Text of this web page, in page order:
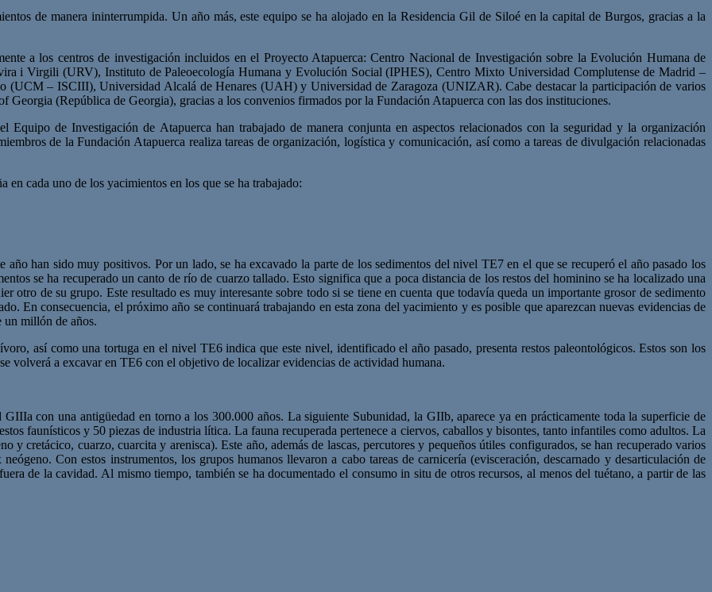
de manera ininterrumpida. Un año más, este equipo se ha alojado en la Residencia Gil de Siloé en la capital de Burgos, gracias a la
a los centros de investigación incluidos en el Proyecto Atapuerca: Centro Nacional de Investigación sobre la Evolución Humana de
i Virgili (URV), Instituto de Paleoecología Humana y Evolución Social (IPHES), Centro Mixto Universidad Complutense de Madrid –
(UCM – ISCIII), Universidad Alcalá de Henares (UAH) y Universidad de Zaragoza (UNIZAR). Cabe destacar la participación de varios
(República de Georgia), gracias a los convenios firmados por la Fundación Atapuerca con las dos instituciones.
Equipo de Investigación de Atapuerca han trabajado de manera conjunta en aspectos relacionados con la seguridad y la organización
de la Fundación Atapuerca realiza tareas de organización, logística y comunicación, así como a tareas de divulgación relacionadas
en cada uno de los yacimientos en los que se ha trabajado:
año han sido muy positivos. Por un lado, se ha excavado la parte de los sedimentos del nivel TE7 en el que se recuperó el año pasado los
se ha recuperado un canto de río de cuarzo tallado. Esto significa que a poca distancia de los restos del hominino se ha localizado una
otro de su grupo. Este resultado es muy interesante sobre todo si se tiene en cuenta que todavía queda un importante grosor de sedimento
En consecuencia, el próximo año se continuará trabajando en esta zona del yacimiento y es posible que aparezcan nuevas evidencias de
un millón de años.
así como una tortuga en el nivel TE6 indica que este nivel, identificado el año pasado, presenta restos paleontológicos. Estos son los
volverá a excavar en TE6 con el objetivo de localizar evidencias de actividad humana.
con una antigüedad en torno a los 300.000 años. La siguiente Subunidad, la GIIb, aparece ya en prácticamente toda la superficie de
faunísticos y 50 piezas de industria lítica. La fauna recuperada pertenece a ciervos, caballos y bisontes, tanto infantiles como adultos. La
y cretácico, cuarzo, cuarcita y arenisca). Este año, además de lascas, percutores y pequeños útiles configurados, se han recuperado varios
Con estos instrumentos, los grupos humanos llevaron a cabo tareas de carnicería (evisceración, descarnado y desarticulación de
de la cavidad. Al mismo tiempo, también se ha documentado el consumo in situ de otros recursos, al menos del tuétano, a partir de las